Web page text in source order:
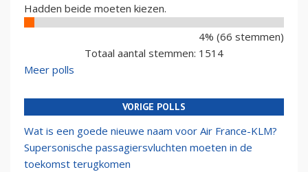
Hadden beide moeten kiezen.
4% (66 stemmen)
Totaal aantal stemmen: 1514
Meer polls
VORIGE POLLS
Wat is een goede nieuwe naam voor Air France-KLM?
Supersonische passagiersvluchten moeten in de
toekomst terugkomen